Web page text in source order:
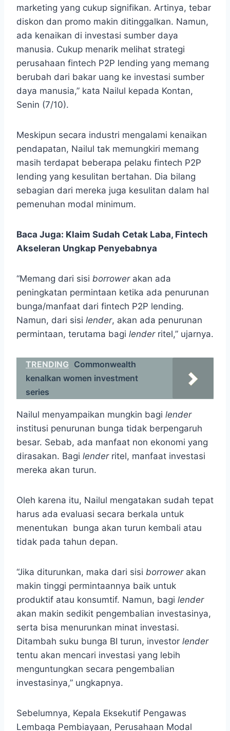
marketing yang cukup signifikan. Artinya, tebar
diskon dan promo makin ditinggalkan. Namun,
ada kenaikan di investasi sumber daya
manusia. Cukup menarik melihat strategi
perusahaan fintech P2P lending yang memang
berubah dari bakar uang ke investasi sumber
daya manusia,” kata Nailul kepada Kontan,
Senin (7/10).
Meskipun secara industri mengalami kenaikan
pendapatan, Nailul tak memungkiri memang
masih terdapat beberapa pelaku fintech P2P
lending yang kesulitan bertahan. Dia bilang
sebagian dari mereka juga kesulitan dalam hal
pemenuhan modal minimum.
Baca Juga: Klaim Sudah Cetak Laba, Fintech
Akseleran Ungkap Penyebabnya
“Memang dari sisi borrower akan ada
peningkatan permintaan ketika ada penurunan
bunga/manfaat dari fintech P2P lending.
Namun, dari sisi lender, akan ada penurunan
permintaan, terutama bagi lenderritel,” ujarnya.
TRENDING Commonwealth
kenalkan women investment
series
Nailul menyampaikan mungkin bagi lender
institusi penurunan bunga tidak berpengaruh
besar. Sebab, ada manfaat non ekonomi yang
dirasakan. Bagi lender ritel, manfaat investasi
mereka akan turun.
Oleh karena itu, Nailul mengatakan sudah tepat
harus ada evaluasi secara berkala untuk
menentukan bunga akan turun kembali atau
tidak pada tahun depan.
“Jika diturunkan, maka dari sisi borrower akan
makin tinggi permintaannya baik untuk
produktif atau konsumtif. Namun, bagi lender
akan makin sedikit pengembalian investasinya,
serta bisa menurunkan minat investasi.
Ditambah suku bunga BI turun, investor lender
tentu akan mencari investasi yang lebih
menguntungkan secara pengembalian
investasinya,” ungkapnya.
Sebelumnya, Kepala Eksekutif Pengawas
Lembaga Pembiayaan, Perusahaan Modal